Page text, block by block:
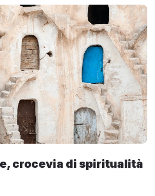
crocevia di spiritualità